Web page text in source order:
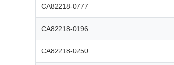
CA82218-0777
CA82218-0196
CA82218-0250